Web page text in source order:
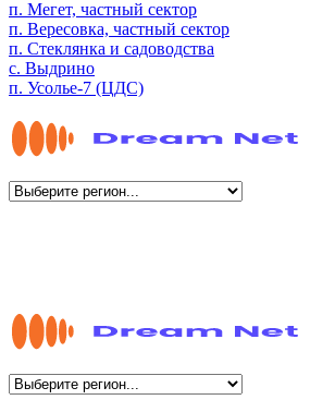
п. Мегет, частный сектор
п. Вересовка, частный сектор
п. Стеклянка и садоводства
с. Выдрино
п. Усолье-7 (ЦДС)